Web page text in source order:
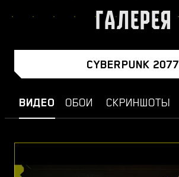
ГАЛЕРЕЯ
CYBERPUNK 2077
ВИДЕО ОБОИ СКРИНШОТЫ